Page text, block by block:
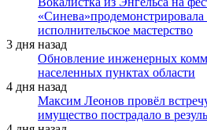
«Синева»продемонстрировала
исполнительское мастерство
3 дня назад
Обновление инженерных
населенных пунктах области
4 дня назад
Максим Леонов провёл
имущество пострадало в